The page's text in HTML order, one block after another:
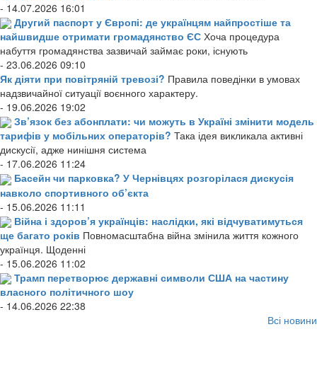
- 14.07.2026 16:01
Другий паспорт у Європі: де українцям найпростіше та
найшвидше отримати громадянство ЄС Хоча процедура
набуття громадянства зазвичай займає роки, існують
- 23.06.2026 09:10
Як діяти при повітряній тревозі? Правила поведінки в умовах
надзвичайної ситуації воєнного характеру.
- 19.06.2026 19:02
Зв’язок без абонплати: чи можуть в Україні змінити модель
тарифів у мобільних операторів? Така ідея викликала активні
дискусії, адже нинішня система
- 17.06.2026 11:24
Басейн чи парковка? У Чернівцях розгорілася дискусія
навколо спортивного об’єкта
- 15.06.2026 11:11
Війна і здоров’я українців: наслідки, які відчуватимуться
ще багато років Повномасштабна війна змінила життя кожного
українця. Щоденні
- 15.06.2026 11:02
Трамп перетворює державні символи США на частину
власного політичного шоу
- 14.06.2026 22:38
Всі новини